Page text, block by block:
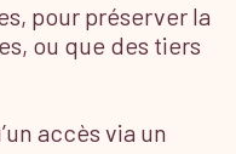
pour préserver la
ou que des tiers
accès via un